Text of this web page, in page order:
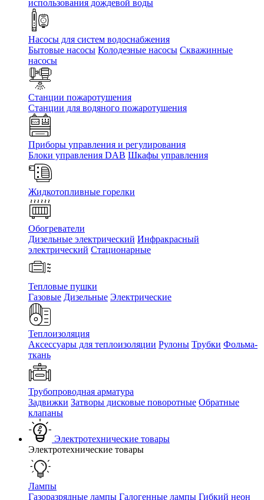
использования дождевой воды
Насосы для систем водоснабжения
Бытовые насосы Колодезные насосы Скважинные
насосы
Станции пожаротушения
Станции для водяного пожаротушения
Приборы управления и регулирования
Блоки управления DAB Шкафы управления
Жидкотопливные горелки
Обогреватели
Дизельные электрический Инфракрасный
электрический Стационарные
Тепловые пушки
Газовые Дизельные Электрические
Теплоизоляция
Аксессуары для теплоизоляции Рулоны Трубки Фольма-
ткань
Трубопроводная арматура
Задвижки Затворы дисковые поворотные Обратные
клапаны
Электротехнические товары
Электротехнические товары
Лампы
Газоразрядные лампы Галогенные лампы Гибкий неон